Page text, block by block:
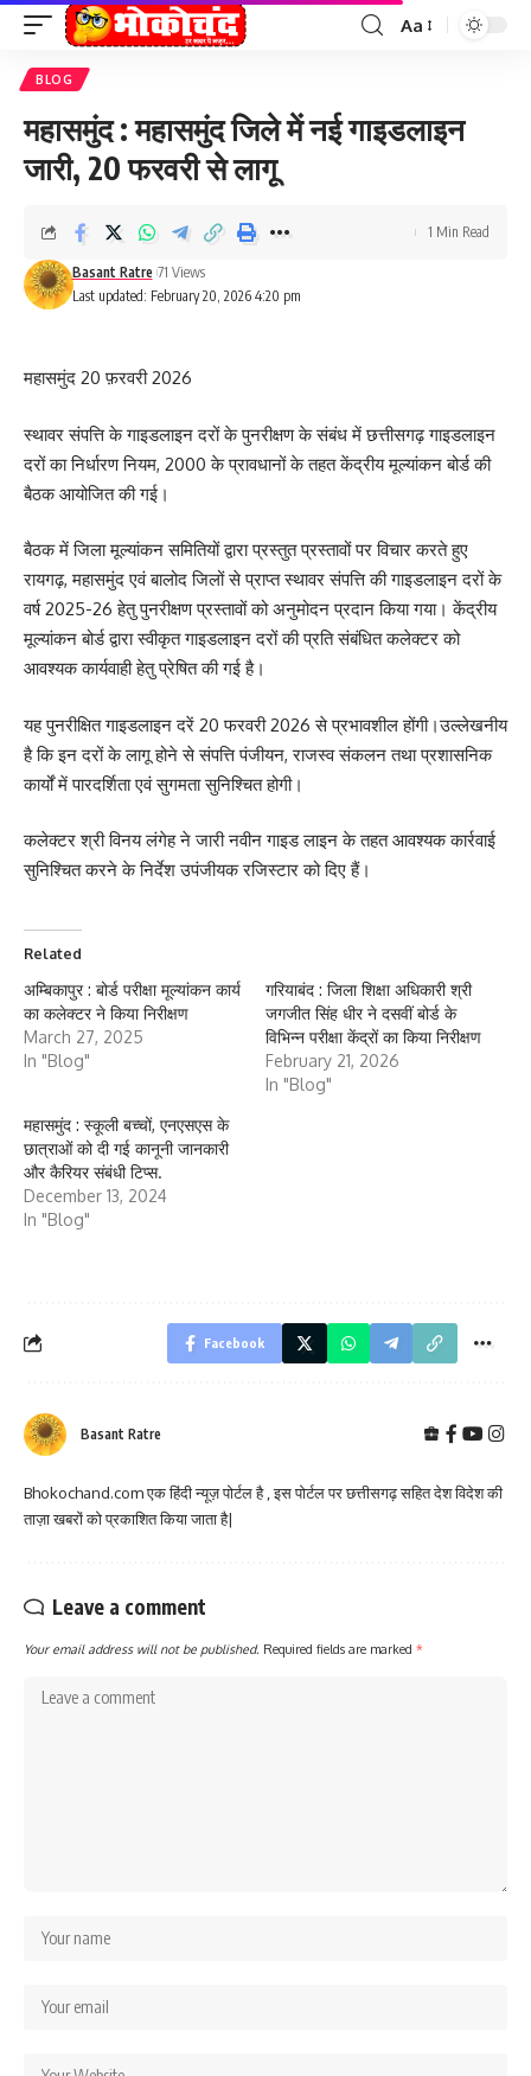
Font
Aa
BLOG
महासमुंद : महासमुंद जिले में नई गाइडलाइन
जारी, 20 फरवरी से लागू
Last updated: February 20, 2026 4:20 pm
Basant Ratre 71 Views
1 Min Read
महासमुंद 20 फ़रवरी 2026
स्थावर संपत्ति के गाइडलाइन दरों के पुनरीक्षण के संबंध में छत्तीसगढ़ गाइडलाइन
दरों का निर्धारण नियम, 2000 के प्रावधानों के तहत केंद्रीय मूल्यांकन बोर्ड की
बैठक आयोजित की गई।
बैठक में जिला मूल्यांकन समितियों द्वारा प्रस्तुत प्रस्तावों पर विचार करते हुए
रायगढ़, महासमुंद एवं बालोद जिलों से प्राप्त स्थावर संपत्ति की गाइडलाइन दरों के
वर्ष 2025-26 हेतु पुनरीक्षण प्रस्तावों को अनुमोदन प्रदान किया गया। केंद्रीय
मूल्यांकन बोर्ड द्वारा स्वीकृत गाइडलाइन दरों की प्रति संबंधित कलेक्टर को
आवश्यक कार्यवाही हेतु प्रेषित की गई है।
यह पुनरीक्षित गाइडलाइन दरें 20 फरवरी 2026 से प्रभावशील होंगी।उल्लेखनीय
है कि इन दरों के लागू होने से संपत्ति पंजीयन, राजस्व संकलन तथा प्रशासनिक
कार्यों में पारदर्शिता एवं सुगमता सुनिश्चित होगी।
कलेक्टर श्री विनय लंगेह ने जारी नवीन गाइड लाइन के तहत आवश्यक कार्रवाई
सुनिश्चित करने के निर्देश उपंजीयक रजिस्टार को दिए हैं।
Related
अम्बिकापुर : बोर्ड परीक्षा मूल्यांकन कार्य
का कलेक्टर ने किया निरीक्षण
March 27, 2025
In "Blog"
गरियाबंद : जिला शिक्षा अधिकारी श्री
जगजीत सिंह धीर ने दसवीं बोर्ड के
विभिन्न परीक्षा केंद्रों का किया निरीक्षण
February 21, 2026
In "Blog"
महासमुंद : स्कूली बच्चों, एनएसएस के
छात्राओं को दी गई कानूनी जानकारी
और कैरियर संबंधी टिप्स.
December 13, 2024
In "Blog"
Facebook
Basant Ratre
Bhokochand.com एक हिंदी न्यूज़ पोर्टल है , इस पोर्टल पर छत्तीसगढ़ सहित देश विदेश की
ताज़ा खबरों को प्रकाशित किया जाता है|
Leave a comment
Your email address will not be published. Required fields are marked *